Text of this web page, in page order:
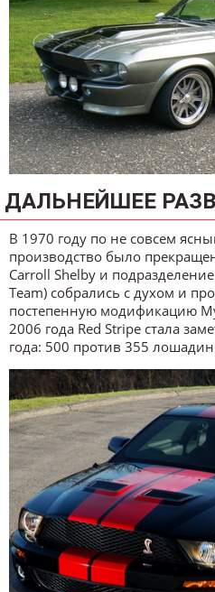
ДАЛЬНЕЙШЕЕ
В 1970 году по не совсем
производство было
Carroll Shelby и
Team) собрались с духом и
постепенную модификацию
2006 года Red Stripe стала
года: 500 против 355